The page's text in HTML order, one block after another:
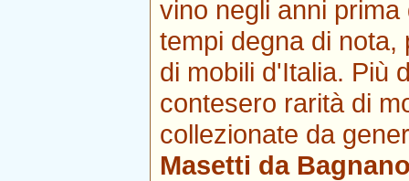
vino negli anni
tempi degna di nota,
di mobili d'Italia. Più
contesero rarità di
collezionate da
Masetti da